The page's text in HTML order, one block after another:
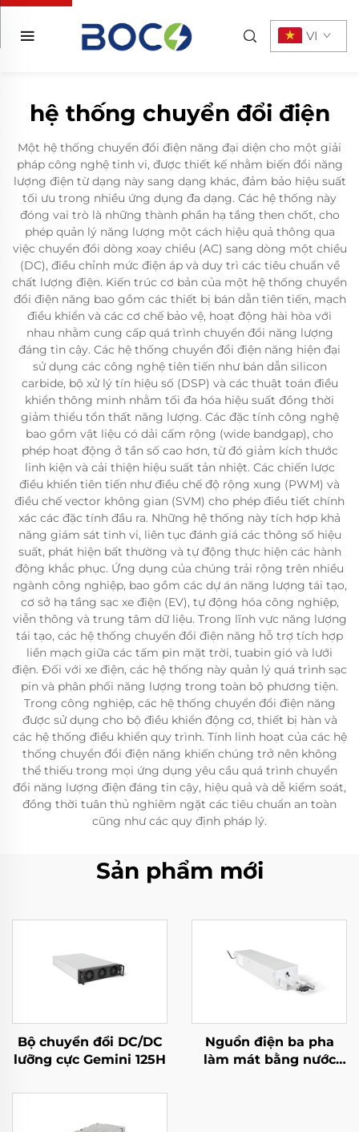
VI
hệ thống chuyển đổi điện
Một hệ thống chuyển đổi điện năng đại diện cho một giải
pháp công nghệ tinh vi, được thiết kế nhằm biến đổi năng
lượng điện từ dạng này sang dạng khác, đảm bảo hiệu suất
tối ưu trong nhiều ứng dụng đa dạng. Các hệ thống này
đóng vai trò là những thành phần hạ tầng then chốt, cho
phép quản lý năng lượng một cách hiệu quả thông qua
việc chuyển đổi dòng xoay chiều (AC) sang dòng một chiều
(DC), điều chỉnh mức điện áp và duy trì các tiêu chuẩn về
chất lượng điện. Kiến trúc cơ bản của một hệ thống chuyển
đổi điện năng bao gồm các thiết bị bán dẫn tiên tiến, mạch
điều khiển và các cơ chế bảo vệ, hoạt động hài hòa với
nhau nhằm cung cấp quá trình chuyển đổi năng lượng
đáng tin cậy. Các hệ thống chuyển đổi điện năng hiện đại
sử dụng các công nghệ tiên tiến như bán dẫn silicon
carbide, bộ xử lý tín hiệu số (DSP) và các thuật toán điều
khiển thông minh nhằm tối đa hóa hiệu suất đồng thời
giảm thiểu tổn thất năng lượng. Các đặc tính công nghệ
bao gồm vật liệu có dải cấm rộng (wide bandgap), cho
phép hoạt động ở tần số cao hơn, từ đó giảm kích thước
linh kiện và cải thiện hiệu suất tản nhiệt. Các chiến lược
điều khiển tiên tiến như điều chế độ rộng xung (PWM) và
điều chế vector không gian (SVM) cho phép điều tiết chính
xác các đặc tính đầu ra. Những hệ thống này tích hợp khả
năng giám sát tinh vi, liên tục đánh giá các thông số hiệu
suất, phát hiện bất thường và tự động thực hiện các hành
động khắc phục. Ứng dụng của chúng trải rộng trên nhiều
ngành công nghiệp, bao gồm các dự án năng lượng tái tạo,
cơ sở hạ tầng sạc xe điện (EV), tự động hóa công nghiệp,
viễn thông và trung tâm dữ liệu. Trong lĩnh vực năng lượng
tái tạo, các hệ thống chuyển đổi điện năng hỗ trợ tích hợp
liền mạch giữa các tấm pin mặt trời, tuabin gió và lưới
điện. Đối với xe điện, các hệ thống này quản lý quá trình sạc
pin và phân phối năng lượng trong toàn bộ phương tiện.
Trong công nghiệp, các hệ thống chuyển đổi điện năng
được sử dụng cho bộ điều khiển động cơ, thiết bị hàn và
các hệ thống điều khiển quy trình. Tính linh hoạt của các hệ
thống chuyển đổi điện năng khiến chúng trở nên không
thể thiếu trong mọi ứng dụng yêu cầu quá trình chuyển
đổi năng lượng điện đáng tin cậy, hiệu quả và dễ kiểm soát,
đồng thời tuân thủ nghiêm ngặt các tiêu chuẩn an toàn
cũng như các quy định pháp lý.
Sản phẩm mới
Bộ chuyển đổi DC/DC
lưỡng cực Gemini 125H
Nguồn điện ba pha
làm mát bằng nước